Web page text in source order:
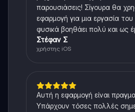
παρουσιάσεις! Σίγουρα θα
εφαρμογή για μια εργασία
φυσικά βοηθάει πολύ και ως
Στέφαν Σ
χρήστης iOS
Αυτή η εφαρμογή είναι
Υπάρχουν τόσες πολλές